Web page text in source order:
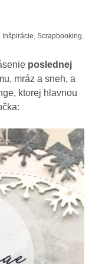
, Inšpirácie,Scrapbooking,
poslednej
mráz a sneh, a
ktorej hlavnou